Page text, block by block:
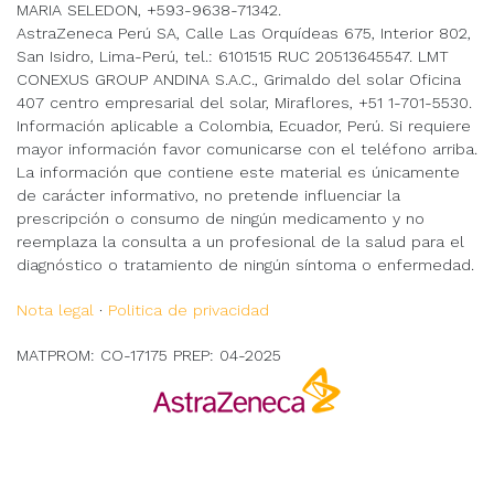
MARIA SELEDON, +593-9638-71342.
AstraZeneca Perú SA, Calle Las Orquídeas 675, Interior 802,
San Isidro, Lima-Perú, tel.: 6101515 RUC 20513645547. LMT
CONEXUS GROUP ANDINA S.A.C., Grimaldo del solar Oficina
407 centro empresarial del solar, Miraflores, +51 1-701-5530.
Información aplicable a Colombia, Ecuador, Perú. Si requiere
mayor información favor comunicarse con el teléfono arriba.
La información que contiene este material es únicamente
de carácter informativo, no pretende influenciar la
prescripción o consumo de ningún medicamento y no
reemplaza la consulta a un profesional de la salud para el
diagnóstico o tratamiento de ningún síntoma o enfermedad.
Nota legal · Politica de privacidad
MATPROM: CO-17175 PREP: 04-2025